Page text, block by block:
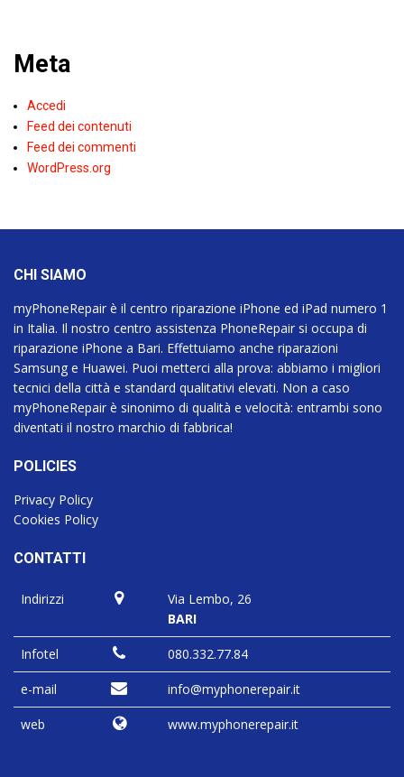
Meta
Accedi
Feed dei contenuti
Feed dei commenti
WordPress.org
CHI SIAMO
myPhoneRepair è il centro riparazione iPhone ed iPad numero 1
in Italia. Il nostro centro assistenza PhoneRepair si occupa di
riparazione iPhone a Bari. Effettuiamo anche riparazioni
Samsung e Huawei. Puoi metterci alla prova: abbiamo i migliori
tecnici della città e standard qualitativi elevati. Non a caso
myPhoneRepair è sinonimo di qualità e velocità: entrambi sono
diventati il nostro marchio di fabbrica!
POLICIES
Privacy Policy
Cookies Policy
CONTATTI
Indirizzi
Via Lembo, 26
BARI
Infotel 080.332.77.84
e-mail info@myphonerepair.it
web www.myphonerepair.it